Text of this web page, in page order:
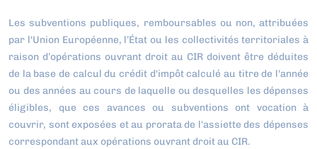
Les subventions publiques, remboursables ou non, attribuées
par l'Union Européenne, l’État ou les collectivités territoriales à
raison d’opérations ouvrant droit au CIR doivent être déduites
de la base de calcul du crédit d'impôt calculé au titre de l'année
ou des années au cours de laquelle ou desquelles les dépenses
éligibles, que ces avances ou subventions ont vocation à
couvrir, sont exposées et au prorata de l'assiette des dépenses
correspondant aux opérations ouvrant droit au CIR.